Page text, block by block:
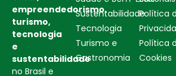
empreendedorismo,
turismo,
tecnologia
e
sustentabilidade
no Brasil e
Sustentabilidade
Tecnologia
Turismo e
Gastronomia
Política
Política
Cookies